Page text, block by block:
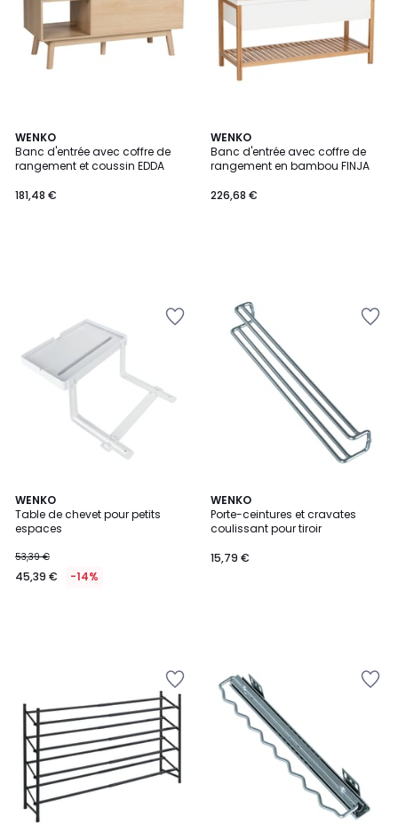
WENKO
Banc d'entrée avec coffre de
rangement et coussin EDDA
181,48 €
WENKO
Banc d'entrée avec coffre de
rangement en bambou FINJA
226,68 €
WENKO
Table de chevet pour petits
espaces
53,39 €
45,39 € -14%
WENKO
Porte-ceintures et cravates
coulissant pour tiroir
15,79 €